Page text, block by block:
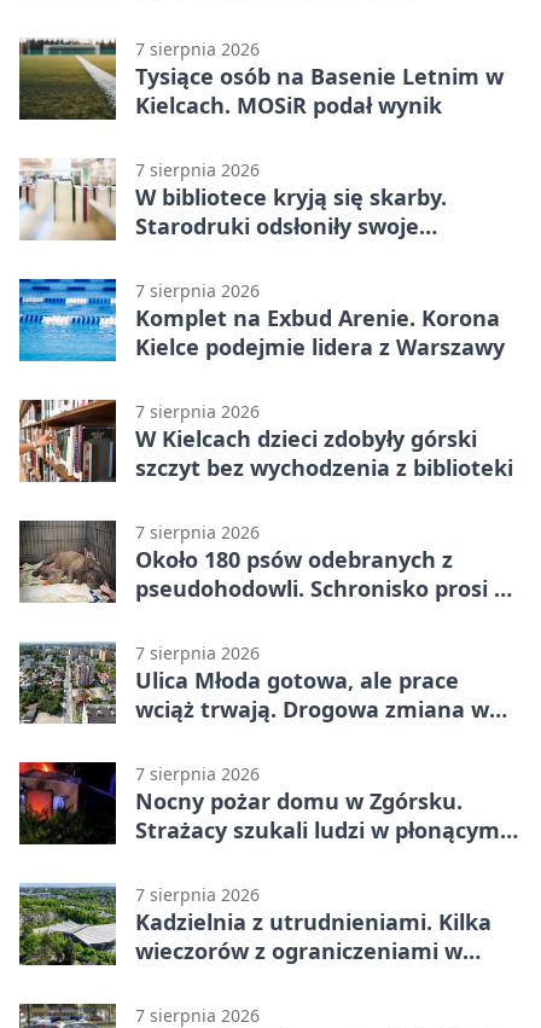
7 sierpnia 2026
Tysiące osób na Basenie Letnim w
Kielcach. MOSiR podał wynik
7 sierpnia 2026
W bibliotece kryją się skarby.
Starodruki odsłoniły swoje
7 sierpnia 2026
Komplet na Exbud Arenie. Korona
Kielce podejmie lidera z Warszawy
7 sierpnia 2026
W Kielcach dzieci zdobyły górski
szczyt bez wychodzenia z biblioteki
7 sierpnia 2026
Około 180 psów odebranych z
pseudohodowli. Schronisko prosi o
7 sierpnia 2026
Ulica Młoda gotowa, ale prace
wciąż trwają. Drogowa zmiana w
7 sierpnia 2026
Nocny pożar domu w Zgórsku.
Strażacy szukali ludzi w płonącym
7 sierpnia 2026
Kadzielnia z utrudnieniami. Kilka
wieczorów z ograniczeniami w
7 sierpnia 2026